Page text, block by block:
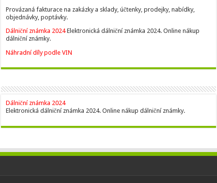
Provázaná fakturace na zakázky a sklady, účtenky, prodejky, nabídky,
objednávky, poptávky.
Dálniční známka 2024Elektronická dálniční známka 2024. Online nákup
dálniční známky.
Náhradní díly podle VIN
Dálniční známka 2024
Elektronická dálniční známka 2024. Online nákup dálniční známky.